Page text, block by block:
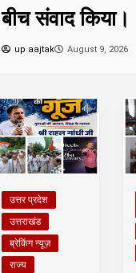
बीच संवाद किया।
up aajtak August 9, 2026
उत्तर प्रदेश
उत्तराखंड
ब्रेकिंग न्यूज़
राज्य